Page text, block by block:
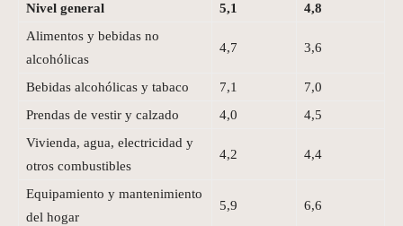
Nivel general 5,1
4,8
Alimentos y bebidas no
alcohólicas
4,7 3,6
Bebidas alcohólicas y tabaco 7,1
7,0
Prendas de vestir y calzado
4,0
4,5
Vivienda, agua, electricidad y
otros combustibles
4,2 4,4
Equipamiento y mantenimiento
del hogar
5,9 6,6